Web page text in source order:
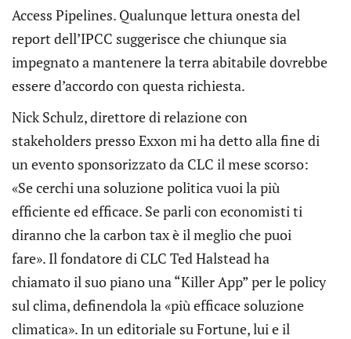
Access Pipelines. Qualunque lettura onesta del
report dell’IPCC suggerisce che chiunque sia
impegnato a mantenere la terra abitabile dovrebbe
essere d’accordo con questa richiesta.
Nick Schulz, direttore di relazione con
stakeholders presso Exxon mi ha detto alla fine di
un evento sponsorizzato da CLC il mese scorso:
«Se cerchi una soluzione politica vuoi la più
efficiente ed efficace. Se parli con economisti ti
diranno che la carbon tax è il meglio che puoi
fare». Il fondatore di CLC Ted Halstead ha
chiamato il suo piano una “Killer App” per le policy
sul clima, definendola la «più efficace soluzione
climatica». In un editoriale su Fortune, lui e il